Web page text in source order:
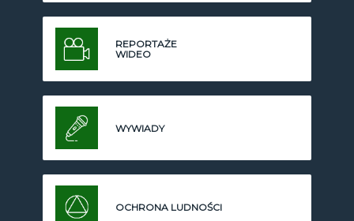
REPORTAŻE
WIDEO
WYWIADY
OCHRONA LUDNOŚCI